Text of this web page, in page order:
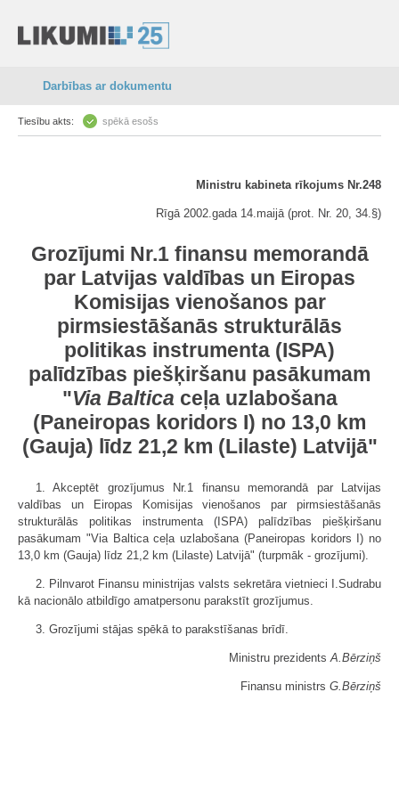
Darbības ar dokumentu
Tiesību akts: spēkā esošs
Ministru kabineta rīkojums Nr.248
Rīgā 2002.gada 14.maijā (prot. Nr. 20, 34.§)
Grozījumi Nr.1 finansu memorandā
par Latvijas valdības un Eiropas
Komisijas vienošanos par
pirmsiestāšanās strukturālās
politikas instrumenta (ISPA)
palīdzības piešķiršanu pasākumam
"Via Baltica ceļa uzlabošana
(Paneiropas koridors I) no 13,0 km
(Gauja) līdz 21,2 km (Lilaste) Latvijā"
1. Akceptēt grozījumus Nr.1 finansu memorandā par Latvijas
valdības un Eiropas Komisijas vienošanos par pirmsiestāšanās
strukturālās politikas instrumenta (ISPA) palīdzības piešķiršanu
pasākumam "Via Baltica ceļa uzlabošana (Paneiropas koridors I) no
13,0 km (Gauja) līdz 21,2 km (Lilaste) Latvijā" (turpmāk - grozījumi).
2. Pilnvarot Finansu ministrijas valsts sekretāra vietnieci I.Sudrabu
kā nacionālo atbildīgo amatpersonu parakstīt grozījumus.
3. Grozījumi stājas spēkā to parakstīšanas brīdī.
Ministru prezidentsA.Bērziņš
Finansu ministrs G.Bērziņš